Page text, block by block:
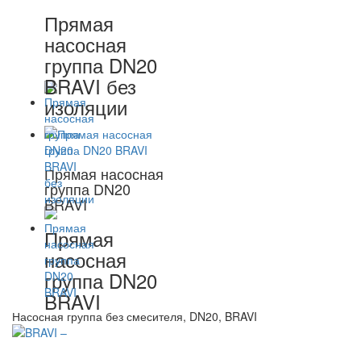
Прямая
насосная
группа DN20
BRAVI без
изоляции
Прямая насосная
группа DN20
BRAVI
Прямая
насосная
группа DN20
BRAVI
Насосная группа без смесителя, DN20, BRAVI